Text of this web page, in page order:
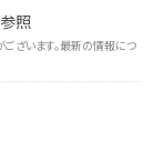
照
ざいます。最新の情報につ